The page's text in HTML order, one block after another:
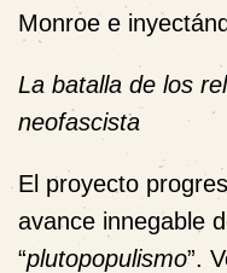
Monroe e
La batalla de los
neofascista
El proyecto
avance innegable
“plutopopulismo”.